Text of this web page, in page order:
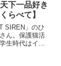
下一品好き
らべて】
SIREN」のひ
ん。保護猫活
生時代はイン